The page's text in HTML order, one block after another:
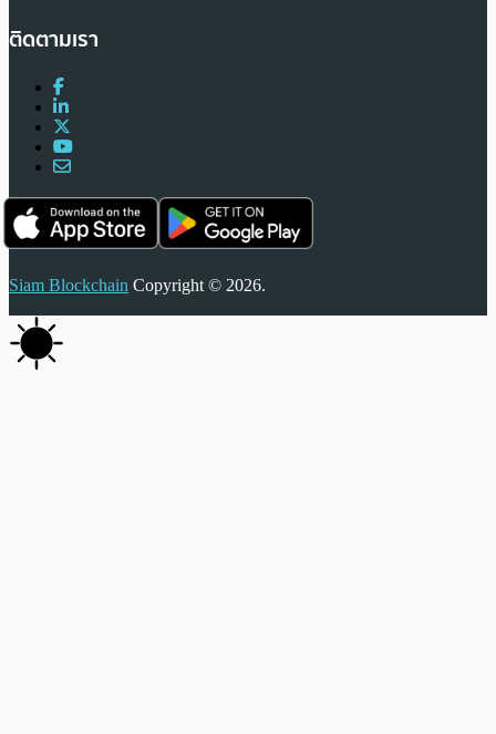
ติดตามเรา
Siam Blockchain Copyright © 2026.